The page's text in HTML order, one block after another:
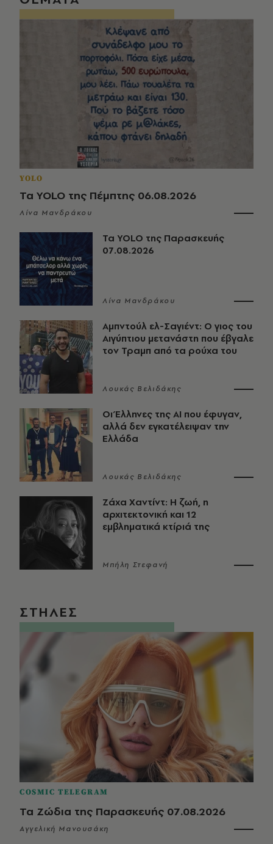
YOLO
Τα YOLO της Πέμπτης 06.08.2026
Λίνα Μανδράκου
Τα YOLO της Παρασκευής
07.08.2026
Λίνα Μανδράκου
Αμπντούλ ελ-Σαγιέντ: Ο γιος του
Αιγύπτιου μετανάστη που έβγαλε
τον Τραμπ από τα ρούχα του
Λουκάς Βελιδάκης
Οι Έλληνες της ΑΙ που έφυγαν,
αλλά δεν εγκατέλειψαν την
Ελλάδα
Λουκάς Βελιδάκης
Ζάχα Χαντίντ: Η ζωή, η
αρχιτεκτονική και 12
εμβληματικά κτίριά της
Μπήλη Στεφανή
ΣΤΗΛΕΣ
COSMIC TELEGRAM
Τα Ζώδια της Παρασκευής 07.08.2026
Αγγελική Μανουσάκη